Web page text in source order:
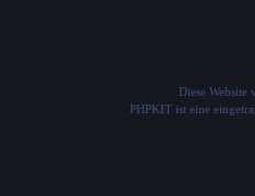
Diese Website
PHPKIT ist eine